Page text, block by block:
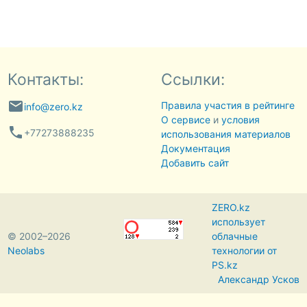
Контакты:
emailinfo@zero.kz
phone +77273888235
Ссылки:
Правила участия в рейтинге
О сервисеи условия
использования материалов
Документация
Добавить сайт
© 2002–2026
Neolabs
ZERO.kz
использует
облачные
технологии от
PS.kz
Александр Усков